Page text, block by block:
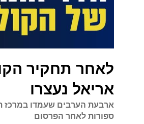
לאחר תחקיר
אריאל נעצרו
ארבעת הערבים שעמדו במרכז
ספורות לאחר הפרסום